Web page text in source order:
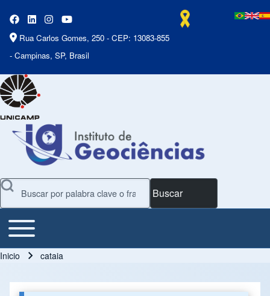
Rua Carlos Gomes, 250 - CEP: 13083-855
- Campinas, SP, Brasil
Buscar
Main Menu
Toggle main menu
Inicio cataia